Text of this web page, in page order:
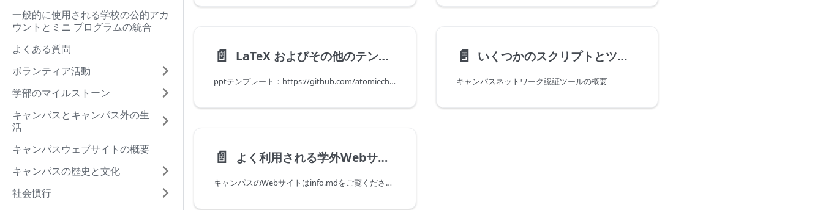
一般的に使用される学校の公的アカ
ウントとミニ プログラムの統合
よくある質問
ボランティア活動
学部のマイルストーン
キャンパスとキャンパス外の生
活
キャンパスウェブサイトの概要
キャンパスの歴史と文化
社会慣行
📄️ LaTeX およびその他のテンプレート
pptテンプレート：https://github.com/atomiechen/THU-PPT-Theme
📄️ いくつかのスクリプトとツール
キャンパスネットワーク認証ツールの概要
📄️ よく利用される学外Webサイト
キャンパスのWebサイトはinfo.mdをご覧ください。